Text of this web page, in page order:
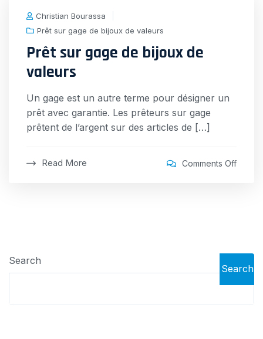
Christian Bourassa
Prêt sur gage de bijoux de valeurs
Prêt sur gage de bijoux de
valeurs
Un gage est un autre terme pour désigner un
prêt avec garantie. Les prêteurs sur gage
prêtent de l’argent sur des articles de […]
Read More Comments Offon
Search
Search